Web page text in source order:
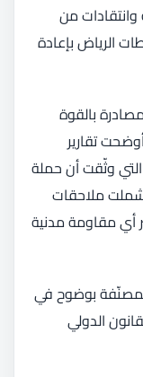
من
الرياض بإعادة
بالقوة
تقارير
وثّقت أن حملة
شملت ملاحقات
مقاومة مدنية
بوضوح في
الدولي